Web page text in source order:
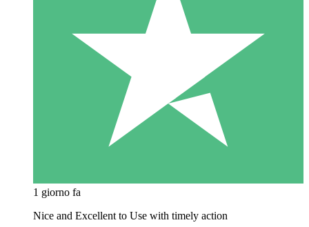
1 giorno fa
Nice and Excellent to Use with timely action